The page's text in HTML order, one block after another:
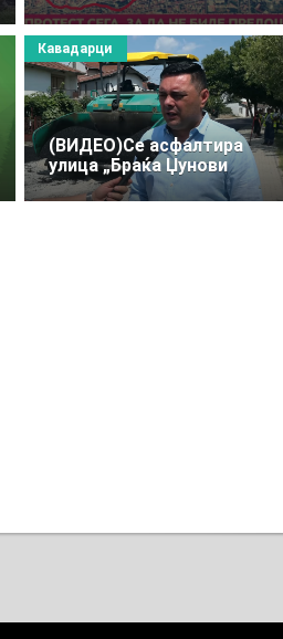
(ВИДЕО)Се асфалтира
улица „Браќа Џунови
Кавадарци